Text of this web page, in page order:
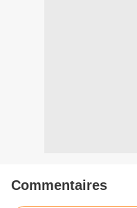
Commentaires